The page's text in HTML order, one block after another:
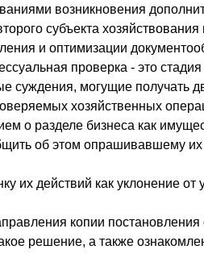
возникновения
субъекта
и оптимизации
проверка - это
суждения, могущие получать
хозяйственных
о разделе бизнеса как
об этом опрашивавшему
их действий как уклонение от
копии
решение, а также